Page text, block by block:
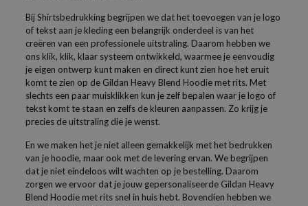
Bij Shirtsbedrukking begrijpen we dat het toevoegen van je logo
of tekst aan je kleding een belangrijk onderdeel is van het
creëren van een professionele uitstraling. Daarom hebben we
ons klik, klik, klaar systeem ontwikkeld, waarmee je eenvoudig
je eigen ontwerp kunt maken en direct kunt zien hoe het eruit
komt te zien op de Gildan Heavy Blend Hoodie met rits. Met
slechts een paar muisklikken kun je zelf bepalen waar je logo of
tekst komt te staan en zelfs de kleuren aanpassen. Zo krijg je
precies de uitstraling die je wenst.
En we maken het je niet alleen gemakkelijk met het bedrukken
van je hoodie, maar ook met de levering ervan. We begrijpen
dat je niet eindeloos wilt wachten op je bestelling. Daarom
zorgen we ervoor dat je jouw gepersonaliseerde Gildan Heavy
Blend Hoodie met rits snel in huis hebt. Bovendien hebben we